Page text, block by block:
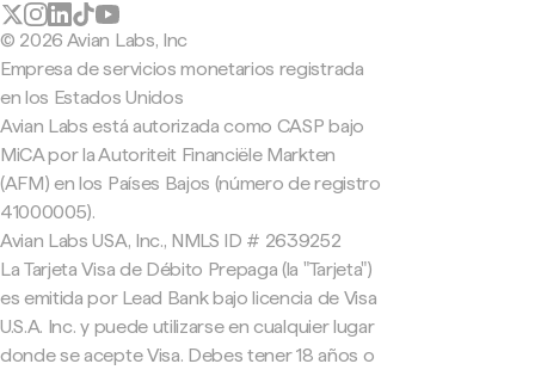
© 2026 Avian Labs, Inc
Empresa de servicios monetarios registrada
en los Estados Unidos
Avian Labs está autorizada como CASP bajo
MiCA por la Autoriteit Financiële Markten
(AFM) en los Países Bajos (número de registro
41000005).
Avian Labs USA, Inc., NMLS ID # 2639252
La Tarjeta Visa de Débito Prepaga (la "Tarjeta")
es emitida por Lead Bank bajo licencia de Visa
U.S.A. Inc. y puede utilizarse en cualquier lugar
donde se acepte Visa. Debes tener 18 años o